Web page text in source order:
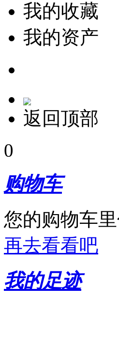
我的收藏
我的资产
返回顶部
0
购物车
您的购物车
再去看看吧
我的足迹